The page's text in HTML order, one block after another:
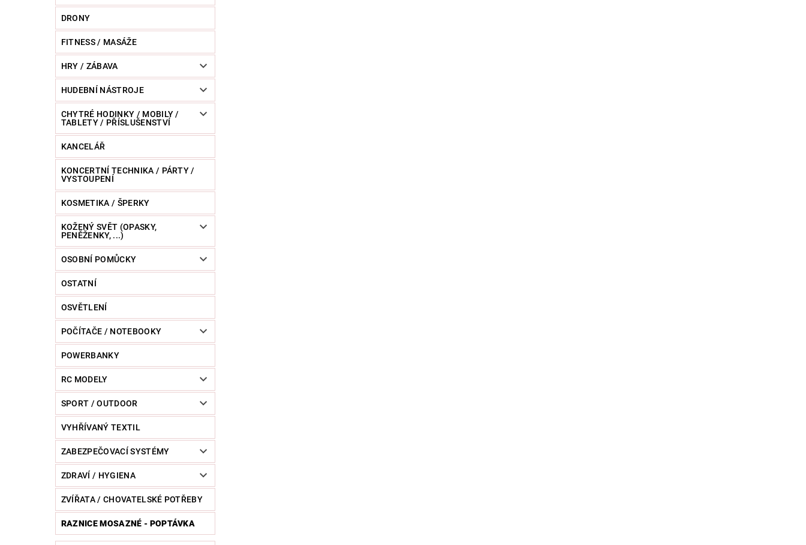
DRONY
FITNESS / MASÁŽE
HRY / ZÁBAVA
HUDEBNÍ NÁSTROJE
CHYTRÉ HODINKY / MOBILY /
TABLETY / PŘÍSLUŠENSTVÍ
KANCELÁŘ
KONCERTNÍ TECHNIKA / PÁRTY /
VYSTOUPENÍ
KOSMETIKA / ŠPERKY
KOŽENÝ SVĚT (OPASKY,
PENĚŽENKY, ...)
OSOBNÍ POMŮCKY
OSTATNÍ
OSVĚTLENÍ
POČÍTAČE / NOTEBOOKY
POWERBANKY
RC MODELY
SPORT / OUTDOOR
VYHŘÍVANÝ TEXTIL
ZABEZPEČOVACÍ SYSTÉMY
ZDRAVÍ / HYGIENA
ZVÍŘATA / CHOVATELSKÉ POTŘEBY
RAZNICE MOSAZNÉ - POPTÁVKA